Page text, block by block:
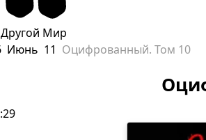
Мир
Июнь 11 Оцифрованный. Том 10